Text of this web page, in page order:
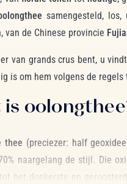
samengesteld, los,
van de Chinese provincie
van grands crus bent, u
is om hem volgens de regels
is
thee (preciezer: half
naargelang de stijl. Die
het donkerste en